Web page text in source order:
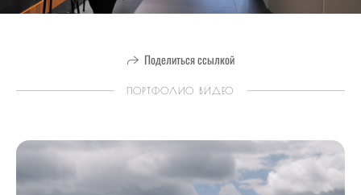
Поделиться ссылкой
ПОРТФОЛИО ВИДЕО